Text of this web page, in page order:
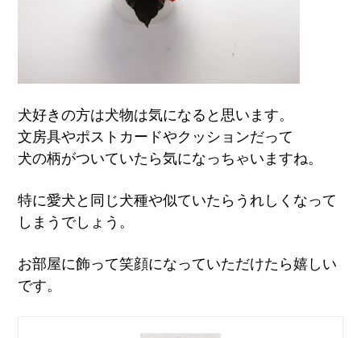
犬好きの方は犬物は気になると思います。
文房具やポストカードやクッションだって
犬の柄がついていたら気になっちゃいますね。
特に愛犬と同じ犬種や似ていたらうれしくなって
しまうでしょう。
お部屋に飾って笑顔になっていただけたら嬉しい
です。